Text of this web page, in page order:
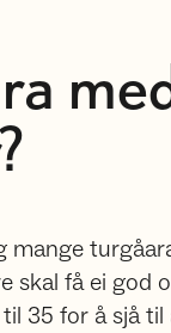
mange
skal få ei god
35 for å sjå